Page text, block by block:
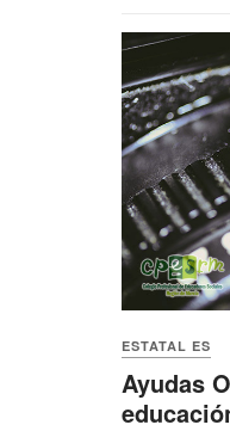
ESTATAL ES
Ayudas